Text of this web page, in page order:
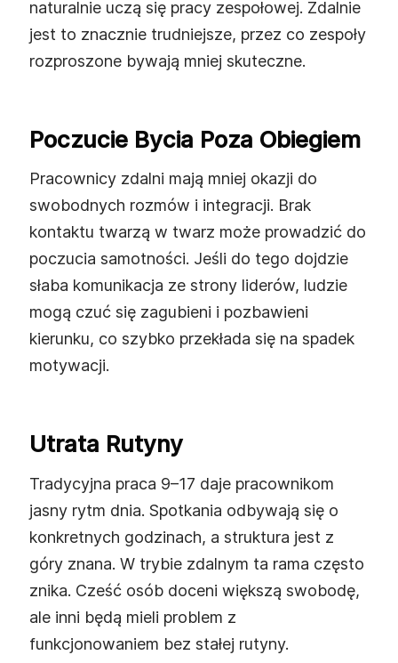
naturalnie uczą się pracy zespołowej. Zdalnie
jest to znacznie trudniejsze, przez co zespoły
rozproszone bywają mniej skuteczne.
Poczucie Bycia Poza Obiegiem
Pracownicy zdalni mają mniej okazji do
swobodnych rozmów i integracji. Brak
kontaktu twarzą w twarz może prowadzić do
poczucia samotności. Jeśli do tego dojdzie
słaba komunikacja ze strony liderów, ludzie
mogą czuć się zagubieni i pozbawieni
kierunku, co szybko przekłada się na spadek
motywacji.
Utrata Rutyny
Tradycyjna praca 9–17 daje pracownikom
jasny rytm dnia. Spotkania odbywają się o
konkretnych godzinach, a struktura jest z
góry znana. W trybie zdalnym ta rama często
znika. Cześć osób doceni większą swobodę,
ale inni będą mieli problem z
funkcjonowaniem bez stałej rutyny.